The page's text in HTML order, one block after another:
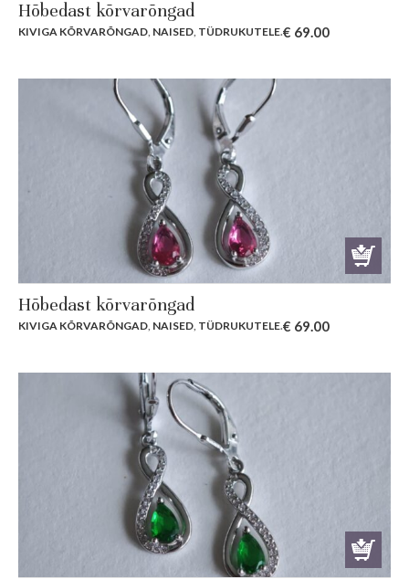
Hõbedast kõrvarõngad
KIVIGA KÕRVARÕNGAD NAISED TÜDRUKUTELE.€ 69.00
Hõbedast kõrvarõngad
KIVIGA KÕRVARÕNGAD NAISED TÜDRUKUTELE.€ 69.00